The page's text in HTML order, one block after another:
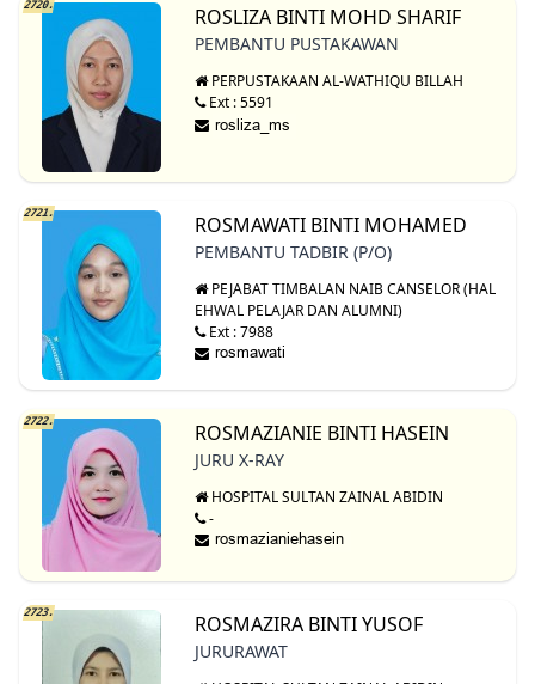
2720. ROSLIZA BINTI MOHD SHARIF
PEMBANTU PUSTAKAWAN
PERPUSTAKAAN AL-WATHIQU BILLAH
Ext : 5591
2721. ROSMAWATI BINTI MOHAMED
PEMBANTU TADBIR (P/O)
PEJABAT TIMBALAN NAIB CANSELOR (HAL
EHWAL PELAJAR DAN ALUMNI)
Ext : 7988
2722. ROSMAZIANIE BINTI HASEIN
JURU X-RAY
HOSPITAL SULTAN ZAINAL ABIDIN
-
2723. ROSMAZIRA BINTI YUSOF
JURURAWAT